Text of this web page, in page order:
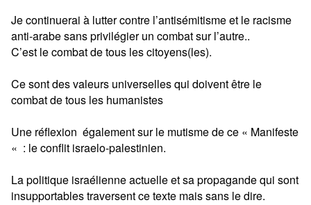
Je continuerai à lutter contre l’antisémitisme et le racisme
anti-arabe sans privilégier un combat sur l’autre..
C’est le combat de tous lescitoyens(les).
Ce sont des valeurs universelles qui doivent être le
combat de tous les humanistes
Une réflexion également sur le mutisme de ce « Manifeste
« : le conflit israelo-palestinien.
La politique israélienne actuelle et sa propagande qui sont
insupportables traversent ce texte mais sans le dire.